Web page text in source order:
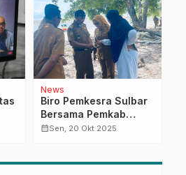
News
Biro Pemkesra Sulbar
Bersama Pemkab
Mamuju Survei
calendar_monthSen, 20 Okt 2025